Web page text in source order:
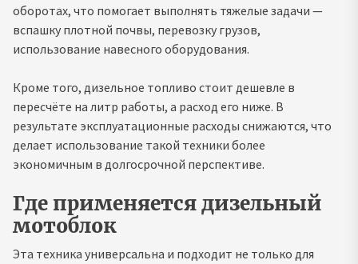
оборотах, что помогает выполнять тяжелые задачи —
вспашку плотной почвы, перевозку грузов,
использование навесного оборудования.
Кроме того, дизельное топливо стоит дешевле в
пересчёте на литр работы, а расход его ниже. В
результате эксплуатационные расходы снижаются, что
делает использование такой техники более
экономичным в долгосрочной перспективе.
Где применяется дизельный
мотоблок
Эта техника универсальна и подходит не только для